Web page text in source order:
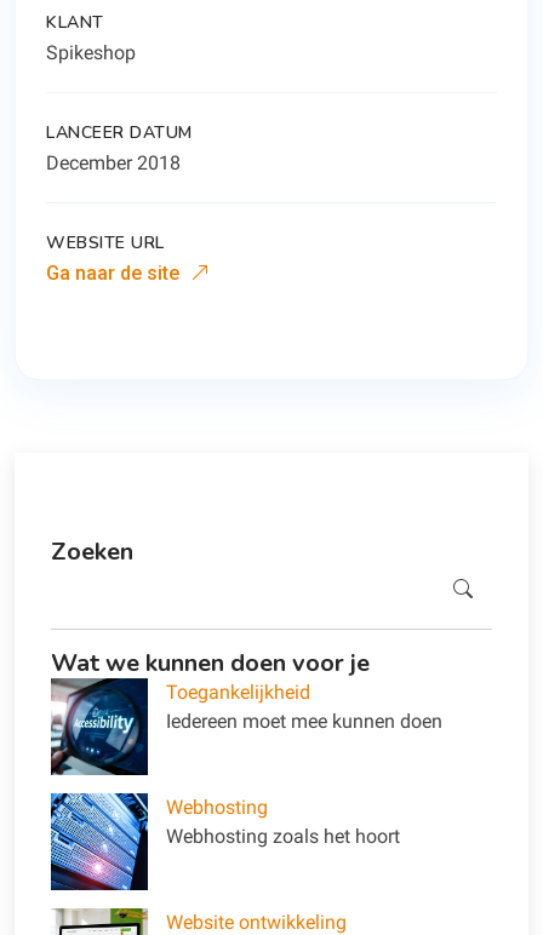
KLANT
Spikeshop
LANCEER DATUM
December 2018
WEBSITE URL
Ga naar de site
Zoeken
Wat we kunnen doen voor je
Toegankelijkheid
Iedereen moet mee kunnen doen
Webhosting
Webhosting zoals het hoort
Website ontwikkeling